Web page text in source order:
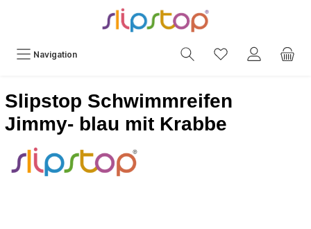
Navigation
Slipstop Schwimmreifen
Jimmy- blau mit Krabbe